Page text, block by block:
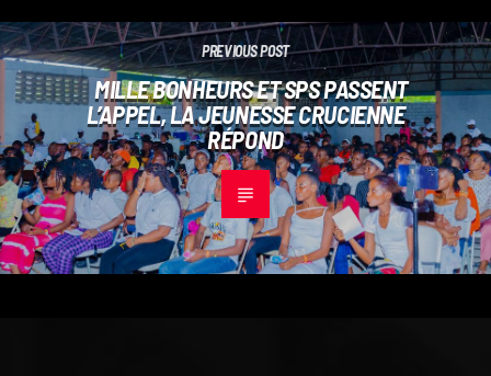
PREVIOUS POST
MILLE BONHEURS ET SPS PASSENT
L’APPEL, LA JEUNESSE CRUCIENNE
RÉPOND